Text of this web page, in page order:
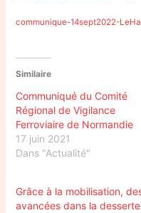
communique-14sept2022-
Similaire
Communiqué du Comité
Régional de Vigilance
Ferroviaire de Normandie
17 juin 2021
Dans "Actualité"
Grâce à la mobilisation,
avancées dans la desserte